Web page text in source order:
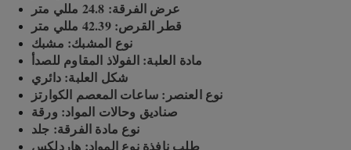
عرض الفرقة: 24.8 مللي متر
قطر القرص: 42.39 مللي متر
نوع المشبك: مشبك
مادة العلبة: الفولاذ المقاوم للصدأ
شكل العلبة: دائري
نوع العنصر: ساعات المعصم الكوارتز
صناديق وحالات المواد: ورقة
نوع مادة الفرقة: جلد
طلب نافذة نوع المواد: هاردلكس